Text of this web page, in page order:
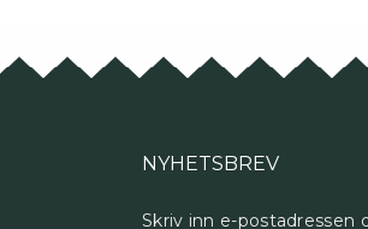
NYHETSBREV
Skriv inn e-postadressen